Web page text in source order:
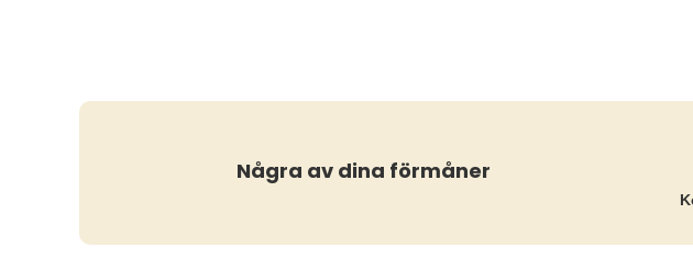
Några av dina förmåner